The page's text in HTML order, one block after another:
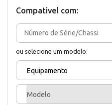
Compativel com:
ou selecione um modelo:
Equipamento
Modelo